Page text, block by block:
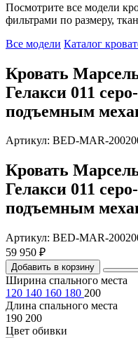
Посмотрите все модели
фильтрами по размеру,
Все модели Каталог
Кровать
Гелакси 011
подъемным
Артикул: BED-MAR-
Кровать
Гелакси 011
подъемным
Артикул: BED-MAR-
59 950 ₽
Добавить в корзину
Ширина спального места
120 140 160 180 200
Длина спального места
190 200
Цвет обивки